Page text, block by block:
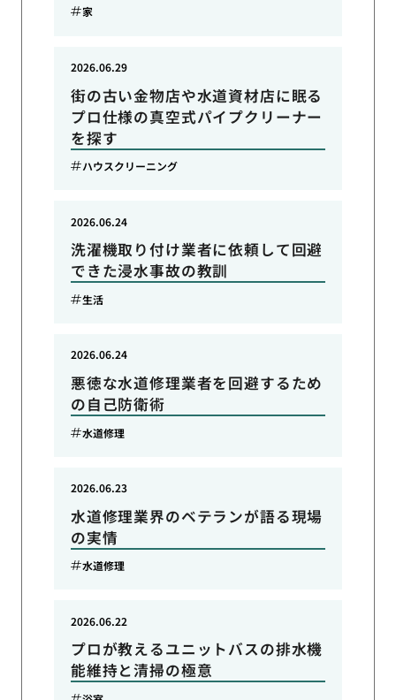
家
街の古い金物店や水道資材店に眠る
プロ仕様の真空式パイプクリーナー
を探す
2026.06.29
ハウスクリーニング
洗濯機取り付け業者に依頼して回避
できた浸水事故の教訓
2026.06.24
生活
悪徳な水道修理業者を回避するため
の自己防衛術
2026.06.24
水道修理
水道修理業界のベテランが語る現場
の実情
2026.06.23
水道修理
プロが教えるユニットバスの排水機
能維持と清掃の極意
2026.06.22